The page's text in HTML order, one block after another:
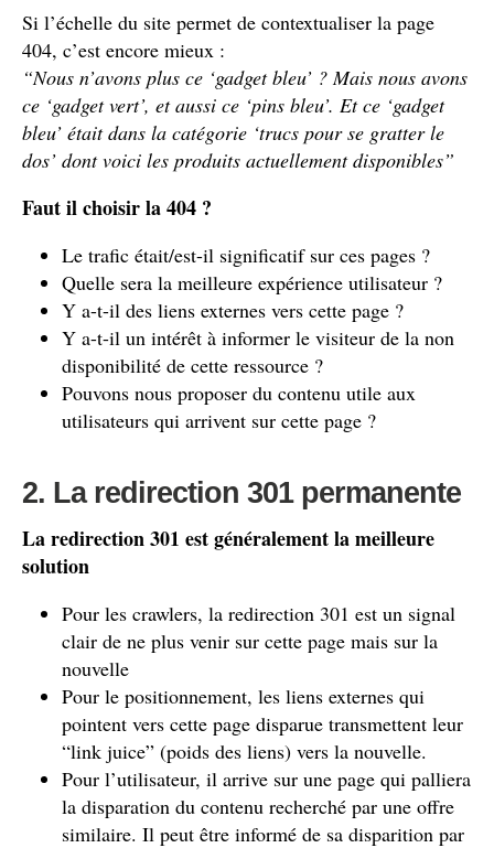
Si l’échelle du site permet de contextualiser la page
404, c’est encore mieux :
“Nous n’avons plus ce ‘gadget bleu’ ? Mais nous avons
ce ‘gadget vert’, et aussi ce ‘pins bleu’. Et ce ‘gadget
bleu’ était dans la catégorie ‘trucs pour se gratter le
dos’ dont voici les produits actuellement disponibles”
Faut il choisir la 404 ?
Le trafic était/est-il significatif sur ces pages ?
Quelle sera la meilleure expérience utilisateur ?
Y a-t-il des liens externes vers cette page ?
Y a-t-il un intérêt à informer le visiteur de la non
disponibilité de cette ressource ?
Pouvons nous proposer du contenu utile aux
utilisateurs qui arrivent sur cette page ?
2. La redirection 301 permanente
La redirection 301 est généralement la meilleure
solution
Pour les crawlers, la redirection 301 est un signal
clair de ne plus venir sur cette page mais sur la
nouvelle
Pour le positionnement, les liens externes qui
pointent vers cette page disparue transmettent leur
“link juice” (poids des liens) vers la nouvelle.
Pour l’utilisateur, il arrive sur une page qui palliera
la disparation du contenu recherché par une offre
similaire. Il peut être informé de sa disparition par